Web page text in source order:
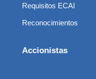
Requisitos ECAI
Reconocimientos
Accionistas